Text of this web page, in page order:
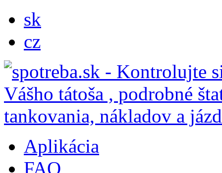
sk
cz
Aplikácia
FAQ